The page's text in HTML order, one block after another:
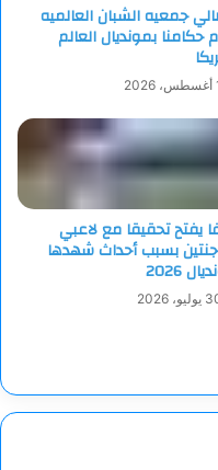
جمعيه الشبان العالميه
حكامنا بمونديال العالم
2026
يفتح تحقيقا مع لاعبي
بسبب أحداث شهدها
2026
2026